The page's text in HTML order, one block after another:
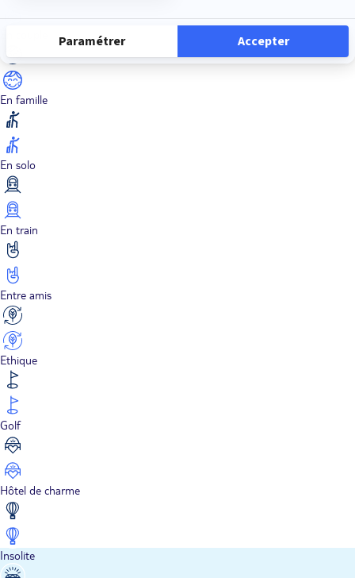
En famille
En solo
En train
Entre amis
Ethique
Golf
Hôtel de charme
Insolite